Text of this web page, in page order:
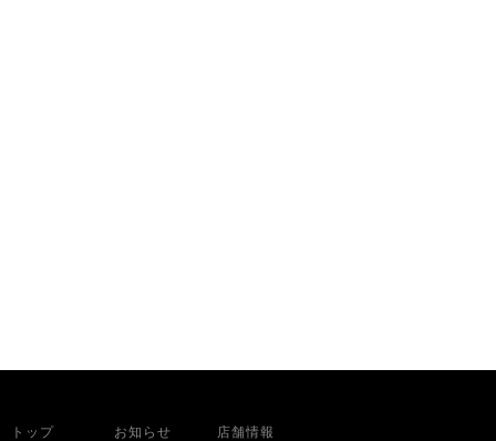
トップ
お知らせ
店舗情報